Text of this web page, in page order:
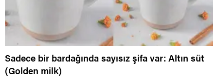
Sadece bir bardağında sayısız şifa var: Altın süt
(Golden milk)